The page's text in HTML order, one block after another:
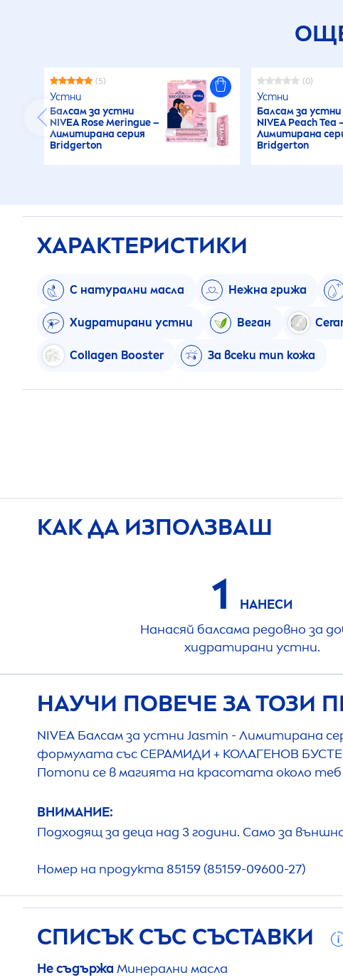
(5)
Устни
Балсам за устни
NIVEA RoseMeringue –
Лимитирана серия
Bridgerton
(0)
Устни
Балсам за устни
NIVEAPeach Tea
Лимитирана
Bridgerton
ХАРАКТЕРИСТИКИ
С натурални масла Нежна грижа
Хидратирани устни Веган
Collagen Booster За всеки тип кожа
КАК ДА ИЗПОЛЗВАШ
1
НАНЕСИ
Нанасяй балсама редовно за
хидратирани устни.
НАУЧИ ПОВЕЧЕ ЗА ТОЗИ
NIVEA Балсам за устни Jasmin - Лимитирана
формулата със СЕРАМИДИ + КОЛАГЕНОВ
Потопи се в магията на красотата около
ВНИМАНИЕ:
Подходящ за деца над 3 години. Само за
Номер на продукта 85159 (85159-09600-27)
СПИСЪК СЪС СЪСТАВКИ
Не съдържаМинерални масла